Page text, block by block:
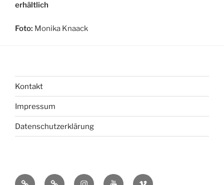
erhältlich
Foto: Monika Knaack
Kontakt
Impressum
Datenschutzerklärung
bsky MastadonInstagramYou Vimeo